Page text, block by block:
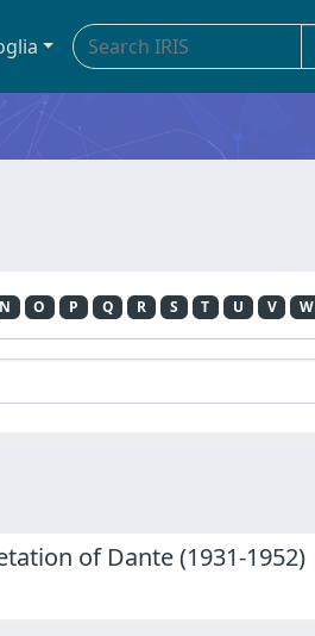
N O P Q R S T U V W
of Dante (1931-1952)